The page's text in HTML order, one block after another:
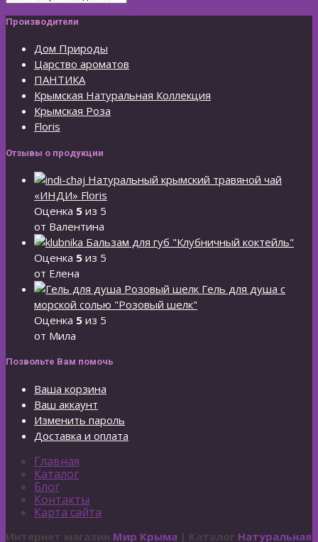
Производители
Дом Природы
Царство ароматов
ПАНТИКА
Крымская Натуральная Коллекция
Крымская Роза
Floris
Отзывы о продукции
Натуральный крымский травяной чай
«ИНДИ» Floris
Оценка 5 из 5
от Валентина
Бальзам для губ "Клубничный коктейль"
Оценка 5 из 5
от Елена
Гель для душа с
морской солью "Розовый шелк"
Оценка 5 из 5
от Мила
Позвольте Вам помочь
Ваша корзина
Ваш аккаунт
Изменить пароль
Доставка и оплата
Главная
Каталог
Блог
Контакты
Карта сайта
Интернет магазин Мир Крыма | Каталог Натуральная